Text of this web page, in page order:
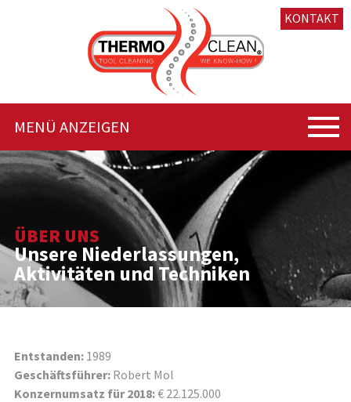
KONTAKT
MENÜ ANZEIGEN
ÜBER UNS
Unsere Niederlassungen,
Aktivitäten und Techniken
Entstanden:1989
Geschäftsführer:Robert Mol
Konzernumsatz für 2018:€ 22.125.000